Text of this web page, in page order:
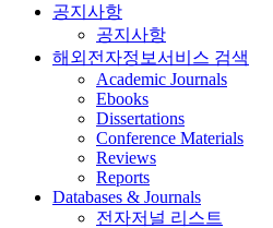
공지사항
공지사항
해외전자정보서비스 검색
Academic Journals
Ebooks
Dissertations
Conference Materials
Reviews
Reports
Databases & Journals
전자저널 리스트